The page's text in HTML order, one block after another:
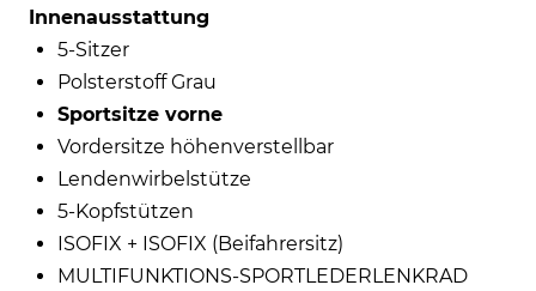
Innenausstattung
5-Sitzer
Polsterstoff Grau
Sportsitze vorne
Vordersitze höhenverstellbar
Lendenwirbelstütze
5-Kopfstützen
ISOFIX + ISOFIX (Beifahrersitz)
MULTIFUNKTIONS-SPORTLEDERLENKRAD